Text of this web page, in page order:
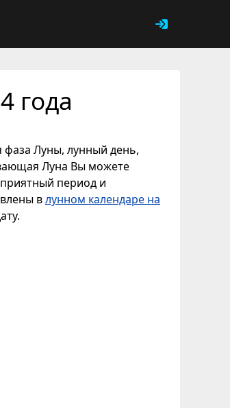
года
фаза Луны, лунный день,
Луна Вы можете
период и
влунном календаре на